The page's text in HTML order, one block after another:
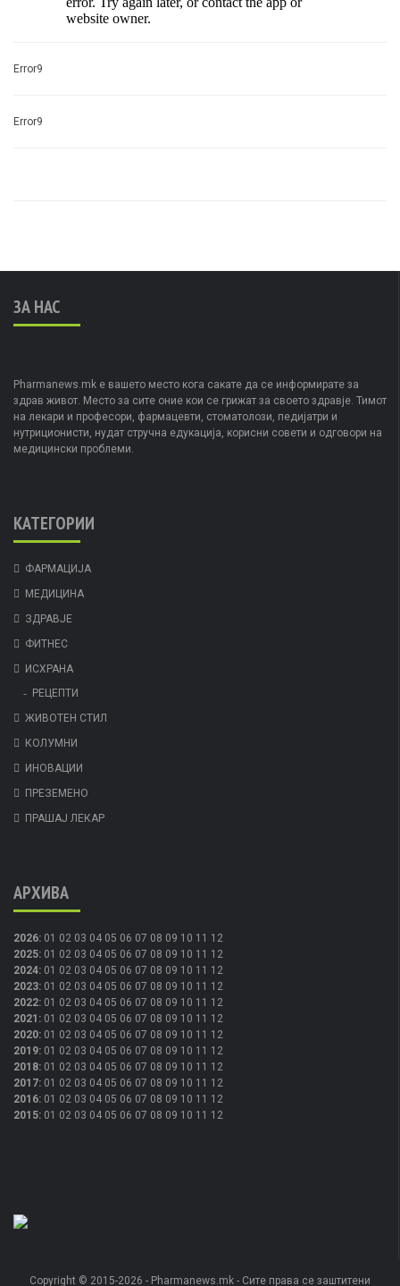
Error9
Error9
ЗА НАС
Pharmanews.mk е вашето место кога сакате да се информирате за
здрав живот. Место за сите оние кои се грижат за своето здравје. Тимот
на лекари и професори, фармацевти, стоматолози, педијатри и
нутриционисти, нудат стручна едукација, корисни совети и одговори на
медицински проблеми.
КАТЕГОРИИ
ФАРМАЦИЈА
МЕДИЦИНА
ЗДРАВЈЕ
ФИТНЕС
ИСХРАНА
РЕЦЕПТИ
ЖИВОТЕН СТИЛ
КОЛУМНИ
ИНОВАЦИИ
ПРЕЗЕМЕНО
ПРАШАЈ ЛЕКАР
АРХИВА
2026: 01 02 03 04 05 06 07 08 09 10 11 12
2025: 01 02 03 04 05 06 07 08 09 10 11 12
2024: 01 02 03 04 05 06 07 08 09 10 11 12
2023: 01 02 03 04 05 06 07 08 09 10 11 12
2022: 01 02 03 04 05 06 07 08 09 10 11 12
2021 : 01 02 03 04 05 06 07 08 09 10 11 12
2020: 01 02 03 04 05 06 07 08 09 10 11 12
2019: 01 02 03 04 05 06 07 08 09 10 11 12
2018: 01 02 03 04 05 06 07 08 09 10 11 12
2017: 01 02 03 04 05 06 07 08 09 10 11 12
2016: 01 02 03 04 05 06 07 08 09 10 11 12
2015: 01 02 03 04 05 06 07 08 09 10 11 12
Copyright © 2015-2026 - Pharmanews.mk - Сите права се заштитени